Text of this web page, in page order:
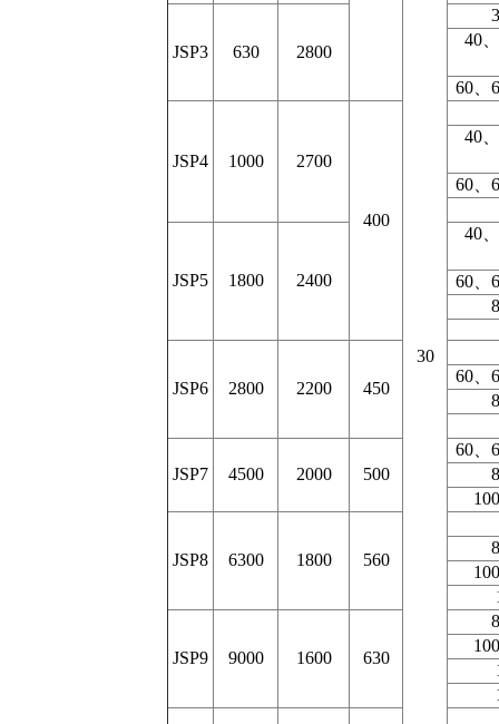
30
JSP3 630 2800
40
60、
JSP4 1000 2700
400
40
60、
JSP5 1800 2400
40
60、
JSP6 2800 2200 450
60、
JSP7 4500 2000 500
60、
JSP8 6300 1800 560
JSP9 9000 1600 630